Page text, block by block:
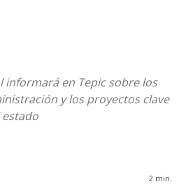
informará en Tepic sobre los
y los proyectos clave
2 min.